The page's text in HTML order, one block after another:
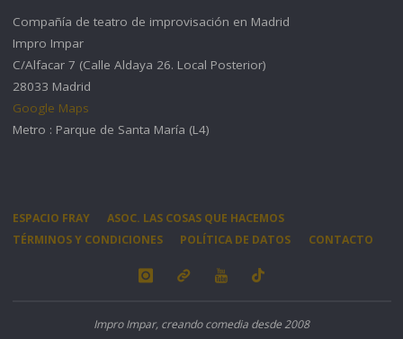
Compañía de teatro de improvisación en Madrid
Impro Impar
C/Alfacar 7 (Calle Aldaya 26. Local Posterior)
28033 Madrid
Google Maps
Metro : Parque de Santa María (L4)
ESPACIO FRAY
ASOC. LAS COSAS QUE HACEMOS
TÉRMINOS Y CONDICIONES
POLÍTICA DE DATOS CONTACTO
Impro Impar, creando comedia desde 2008